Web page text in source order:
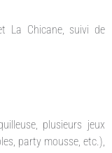
La Chicane, suivi de
plusieurs jeux
party mousse, etc.),